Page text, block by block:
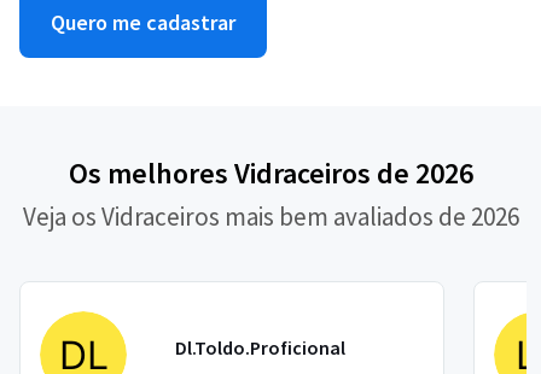
Quero me cadastrar
Os melhores Vidraceiros de 2026
Veja os Vidraceiros mais bem avaliados de 2026
Dl.Toldo.Proficional